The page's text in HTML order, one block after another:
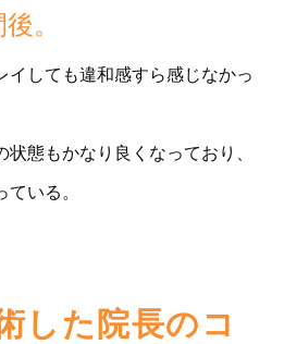
。
イしても違和感すら感じなかっ
態もかなり良くなっており、
いる。
した院長のコ